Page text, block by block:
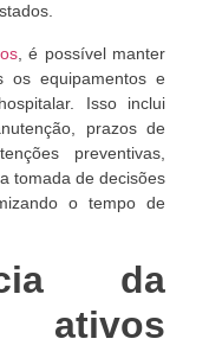
, é possível manter
os equipamentos e
Isso inclui
prazos de
preventivas,
tomada de decisões
o tempo de
da